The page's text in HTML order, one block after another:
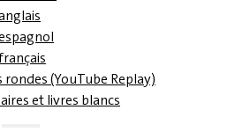
rondes (YouTube Replay)
et livres blancs